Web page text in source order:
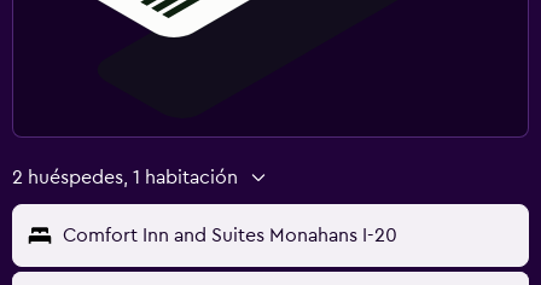
2 huéspedes, 1 habitación
Comfort Inn and Suites Monahans I-20